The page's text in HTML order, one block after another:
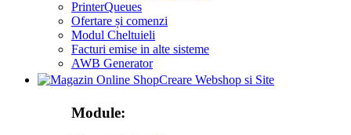
PrinterQueues
Ofertare și comenzi
Modul Cheltuieli
Facturi emise in alte sisteme
AWB Generator
Creare Webshop si Site
Module: